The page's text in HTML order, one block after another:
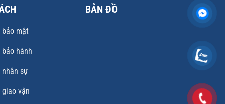
bảo mật
hành
nhân sự
vận
BẢN ĐỒ